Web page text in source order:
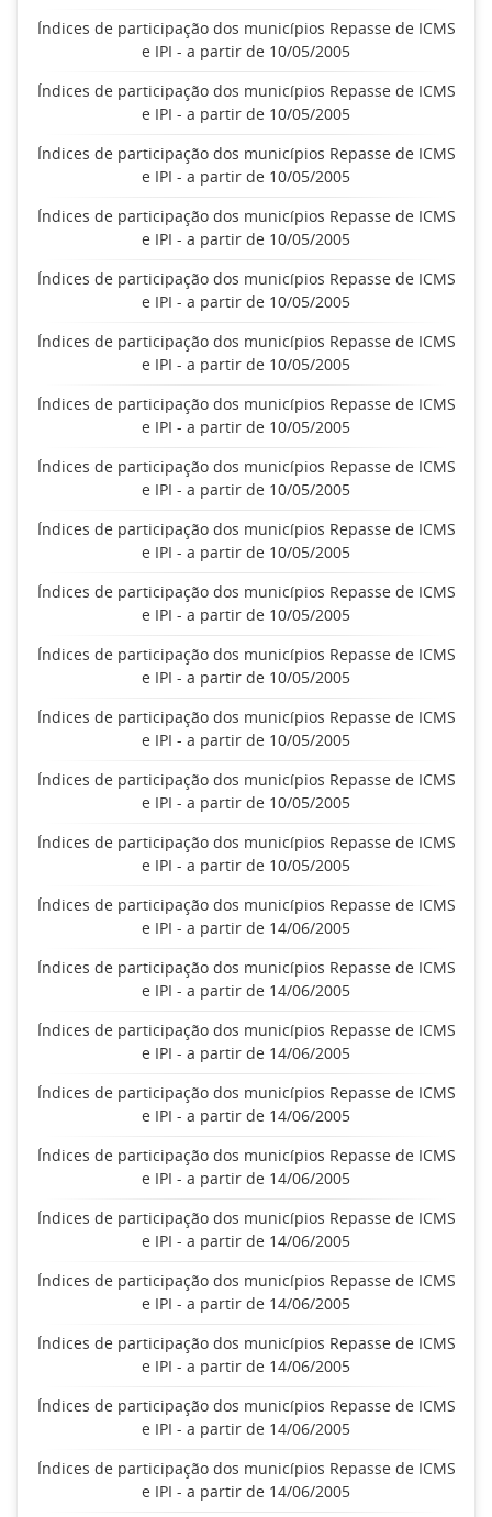
Índices de participação dos municípios Repasse de ICMS
e IPI - a partir de 10/05/2005
Índices de participação dos municípios Repasse de ICMS
e IPI - a partir de 10/05/2005
Índices de participação dos municípios Repasse de ICMS
e IPI - a partir de 10/05/2005
Índices de participação dos municípios Repasse de ICMS
e IPI - a partir de 10/05/2005
Índices de participação dos municípios Repasse de ICMS
e IPI - a partir de 10/05/2005
Índices de participação dos municípios Repasse de ICMS
e IPI - a partir de 10/05/2005
Índices de participação dos municípios Repasse de ICMS
e IPI - a partir de 10/05/2005
Índices de participação dos municípios Repasse de ICMS
e IPI - a partir de 10/05/2005
Índices de participação dos municípios Repasse de ICMS
e IPI - a partir de 10/05/2005
Índices de participação dos municípios Repasse de ICMS
e IPI - a partir de 10/05/2005
Índices de participação dos municípios Repasse de ICMS
e IPI - a partir de 10/05/2005
Índices de participação dos municípios Repasse de ICMS
e IPI - a partir de 10/05/2005
Índices de participação dos municípios Repasse de ICMS
e IPI - a partir de 10/05/2005
Índices de participação dos municípios Repasse de ICMS
e IPI - a partir de 10/05/2005
Índices de participação dos municípios Repasse de ICMS
e IPI - a partir de 14/06/2005
Índices de participação dos municípios Repasse de ICMS
e IPI - a partir de 14/06/2005
Índices de participação dos municípios Repasse de ICMS
e IPI - a partir de 14/06/2005
Índices de participação dos municípios Repasse de ICMS
e IPI - a partir de 14/06/2005
Índices de participação dos municípios Repasse de ICMS
e IPI - a partir de 14/06/2005
Índices de participação dos municípios Repasse de ICMS
e IPI - a partir de 14/06/2005
Índices de participação dos municípios Repasse de ICMS
e IPI - a partir de 14/06/2005
Índices de participação dos municípios Repasse de ICMS
e IPI - a partir de 14/06/2005
Índices de participação dos municípios Repasse de ICMS
e IPI - a partir de 14/06/2005
Índices de participação dos municípios Repasse de ICMS
e IPI - a partir de 14/06/2005